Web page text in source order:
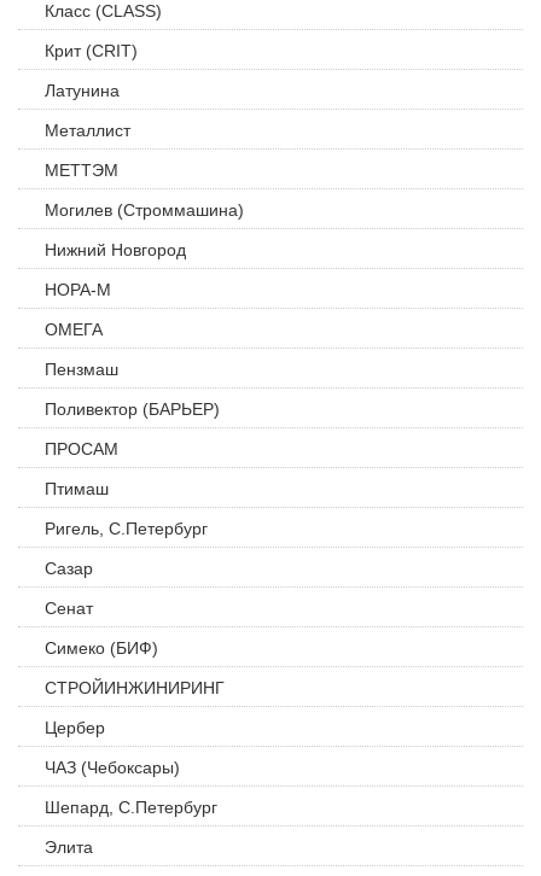
Класс (CLASS)
Крит (CRIT)
Латунина
Металлист
МЕТТЭМ
Могилев (Строммашина)
Нижний Новгород
НОРА-М
ОМЕГА
Пензмаш
Поливектор (БАРЬЕР)
ПРОСАМ
Птимаш
Ригель, С.Петербург
Сазар
Сенат
Симеко (БИФ)
СТРОЙИНЖИНИРИНГ
Цербер
ЧАЗ (Чебоксары)
Шепард, С.Петербург
Элита